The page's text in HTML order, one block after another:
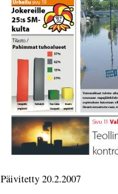
Päivitetty 20.2.2007